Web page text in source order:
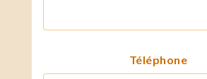
Téléphone